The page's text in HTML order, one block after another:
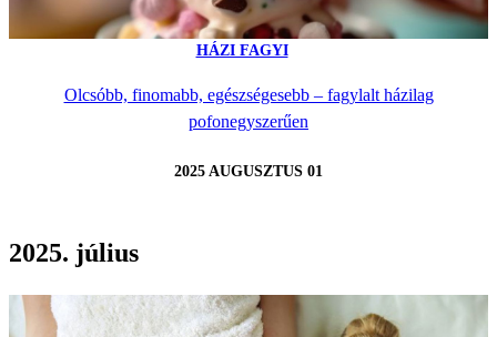
HÁZI FAGYI
Olcsóbb, finomabb, egészségesebb – fagylalt házilag
pofonegyszerűen
2025 AUGUSZTUS 01
2025. július